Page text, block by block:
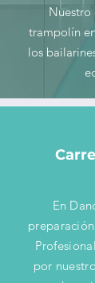
Nuestro
trampolín
los
En
por